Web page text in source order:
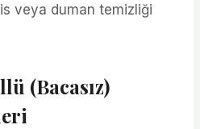
veya duman temizliği
(Bacasız)